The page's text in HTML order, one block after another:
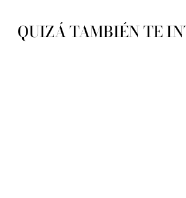
QUIZÁ TAMBIÉN TE